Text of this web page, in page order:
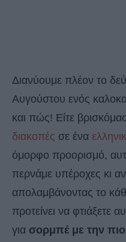
Διανύουμε πλέον το
Αυγούστου ενός
και πώς! Είτε
διακοπές σε ένα
όμορφο προορισμό,
περνάμε υπέροχες κι
απολαμβάνοντας το
προτείνει να φτιάξετε
για σορμπέ με την